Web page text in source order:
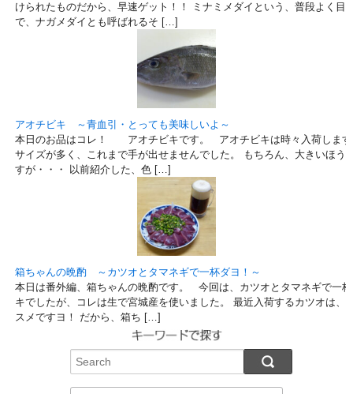
けられたものだから、早速ゲット！！ ミナミメダイという、普段よく目
で、ナガメダイとも呼ばれるそ […]
アオチビキ ～青血引・とっても美味しいよ～
本日のお品はコレ！ アオチビキです。 アオチビキは時々入荷します
サイズが多く、これまで手が出せませんでした。 もちろん、大きいほう
すが・・・ 以前紹介した、色 […]
箱ちゃんの晩酌 ～カツオとタマネギで一杯ダヨ！～
本日は番外編、箱ちゃんの晩酌です。 今回は、カツオとタマネギで一
キでしたが、コレは生で宮城産を使いました。 最近入荷するカツオは、
スメですヨ！ だから、箱ち […]